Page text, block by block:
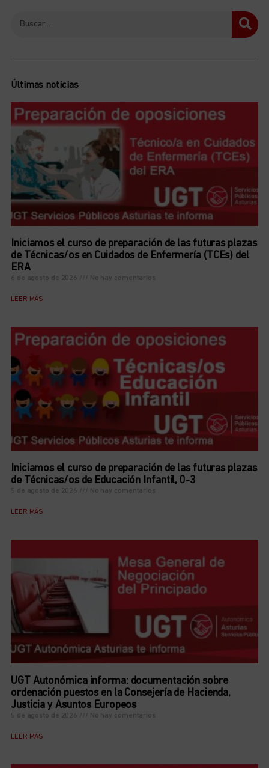
Últimas noticias
Iniciamos el curso de preparación de las futuras plazas
de Técnicas/os en Cuidados de Enfermería (TCEs) del
ERA
6 de agosto de 2026 No hay comentarios
LEER MÁS
Iniciamos el curso de preparación de las futuras plazas
de Técnicas/os de Educación Infantil, 0-3
5 de agosto de 2026 No hay comentarios
LEER MÁS
UGT Autonómica informa: documentación sobre
ordenación puestos en la Consejería de Hacienda,
Justicia y Asuntos Europeos
5 de agosto de 2026 No hay comentarios
LEER MÁS